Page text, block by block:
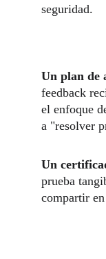
seguridad.
Un plan de
feedback
el enfoque
a "resolver
Un
prueba
compartir